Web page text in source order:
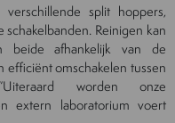
split hoppers,
Reinigen kan
afhankelijk van de
efficiënt omschakelen tussen
worden onze
extern laboratorium voert